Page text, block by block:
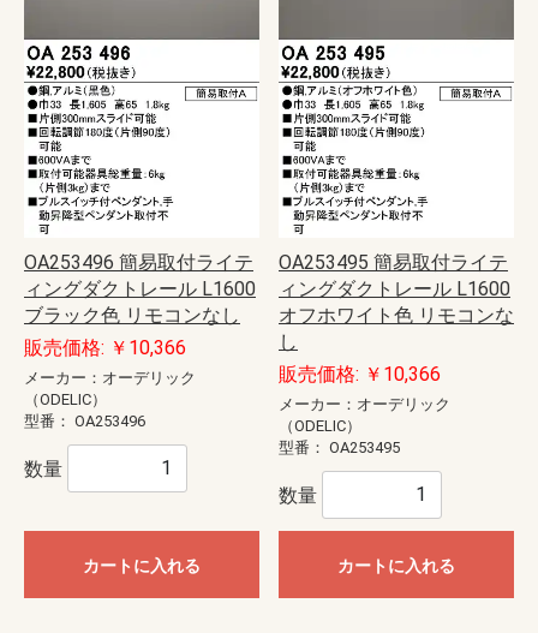
OA253496 簡易取付ライテ
ィングダクトレール L1600
ブラック色 リモコンなし
販売価格: ￥10,366
メーカー：オーデリック
（ODELIC）
型番： OA253496
数量
カートに入れる
OA253495 簡易取付ライテ
ィングダクトレール L1600
オフホワイト色 リモコンな
し
販売価格: ￥10,366
メーカー：オーデリック
（ODELIC）
型番： OA253495
数量
カートに入れる